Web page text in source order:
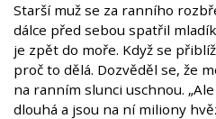
Starší muž se za ranního
dálce před sebou spatřil
je zpět do moře. Když se
proč to dělá. Dozvěděl se, že
na ranním slunci uschnou.
dlouhá a jsou na ní miliony